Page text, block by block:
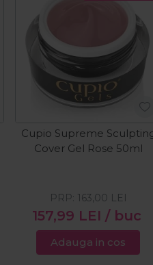
Cupio Supreme
Cover Gel Rose 50ml
157,99 LEI / buc
PRP: 163,00 LEI
Adauga in cos